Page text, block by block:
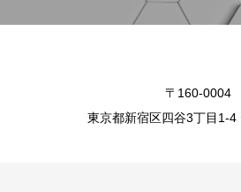
〒160-0004
東京都新宿区四谷3丁目1-4